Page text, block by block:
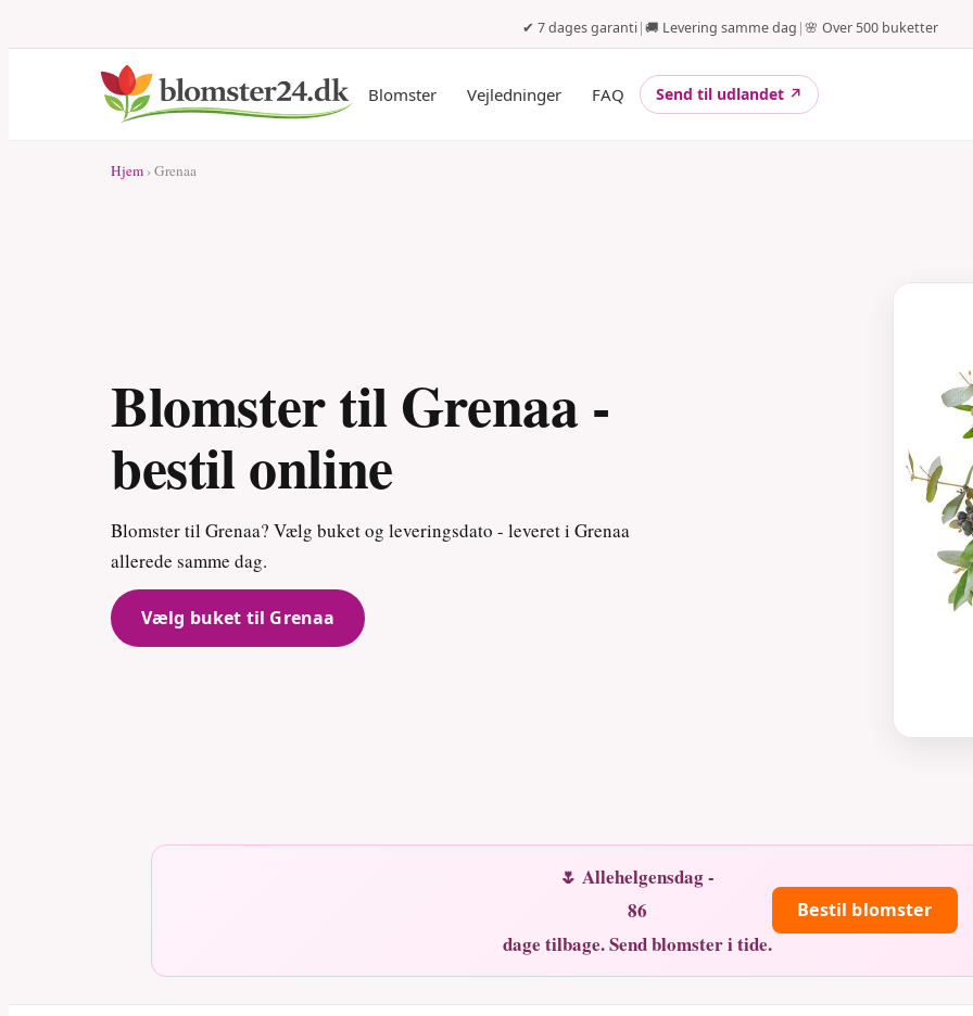
✔ 7 dages garanti|🚚 Levering samme dag |🌸 Over 500 buketter
Blomster Vejledninger FAQ Send til udlandet ↗
Hjem › Grenaa
Blomster til Grenaa -
bestil online
Blomster til Grenaa? Vælg buket og leveringsdato - leveret i Grenaa
allerede samme dag.
Vælg buket til Grenaa
🌷 Allehelgensdag -
86
dage tilbage. Send blomster i tide.
Bestil blomster